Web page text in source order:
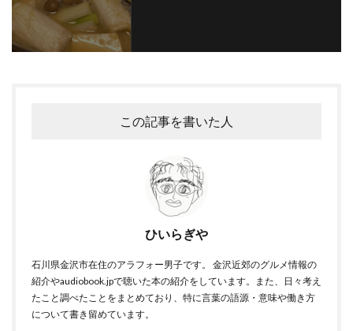
この記事を書いた人
ひいらぎや
石川県金沢市在住のアラフォー男子です。 金沢近郊のグルメ情報の
紹介やaudiobook.jpで聴いた本の紹介をしています。また、日々考え
たこと調べたことをまとめており、特に言葉の語源・意味や働き方
について書き留めています。